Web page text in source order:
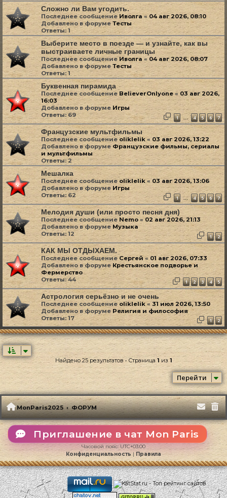
Сложно ли Вам угодить.
Последнее сообщениеИволга« 04 авг 2026, 08:10
Добавлено в форуме Тесты
Ответы: 1
Выберите место в поезде — и узнайте, как вы
выстраиваете личные границы
Последнее сообщениеИволга « 04 авг 2026, 08:07
Добавлено в форумеТесты
Ответы:1
Буквенная пирамида
Последнее сообщениеBelieverOnlyone« 03 авг 2026,
16:03
Добавлено в форумеИгры
Ответы:69 1 … 4 5 6 7
Французские мультфильмы
Последнее сообщениеoliklelik« 03 авг 2026, 13:22
Добавлено в форуме Французские фильмы, сериалы
и мультфильмы
Ответы:2
Мешалка
Последнее сообщениеoliklelik« 03 авг 2026, 13:06
Добавлено в форуме Игры
Ответы:62 1 … 4 5 6 7
Мелодия души (или просто песня дня)
Последнее сообщение Nemo «02 авг 2026, 21:13
Добавлено в форуме Музыка
Ответы:12 1 2
КАК МЫ ОТДЫХАЕМ.
Последнее сообщение Сергей« 01 авг 2026, 07:33
Добавлено в форуме Крестьянское подворье и
Фермерство
Ответы:44 1 2 3 4 5
Астрология серьёзно и не очень
Последнее сообщение oliklelik«31 июл 2026, 13:50
Добавлено в форуме Религия и философия
Ответы:17 1 2
Найдено 25 результатов • Страница1из1
Перейти
MonParis2025 ФОРУМ
Приглашение в чат Mon Paris
Часовой пояс: UTC+03:00
Конфиденциальность |Правила